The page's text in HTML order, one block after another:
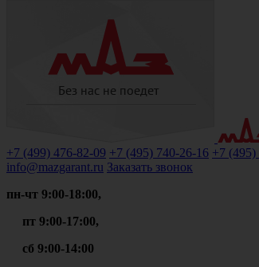
+7 (499) 476-82-09 +7 (495) 740-26-16 +7 (495)
info@mazgarant.ru Заказать звонок
пн-чт 9:00-18:00,
пт 9:00-17:00,
сб 9:00-14:00